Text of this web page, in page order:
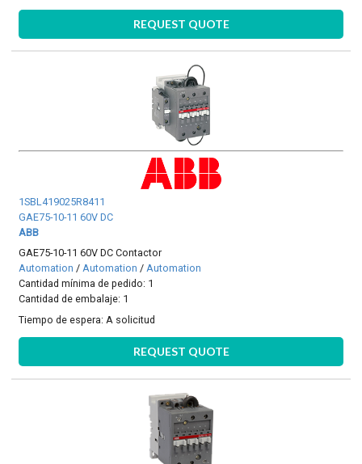
REQUEST QUOTE
1SBL419025R8411
GAE75-10-11 60V DC
ABB
GAE75-10-11 60V DC Contactor
Automation /Automation /Automation
Cantidad mínima de pedido: 1
Cantidad de embalaje: 1
Tiempo de espera: A solicitud
REQUEST QUOTE